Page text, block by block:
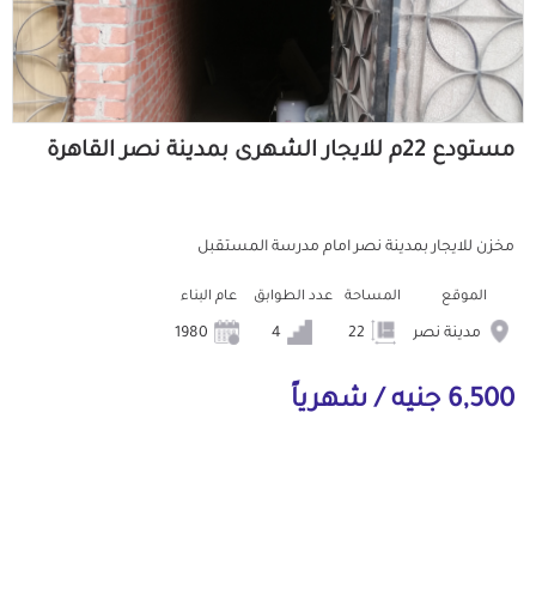
مستودع 22م للايجار الشهرى بمدينة نصر القاهرة
مخزن للايجار بمدينة نصر امام مدرسة المستقبل
الموقع
مدينة نصر
المساحة عدد الطوابق عام البناء
6,500 جنيه / شهرياً